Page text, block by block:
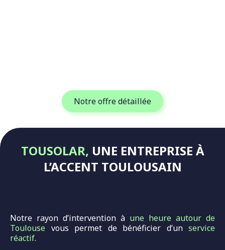
Notre offre détaillée
TOUSOLAR, UNE ENTREPRISE À
L’ACCENT TOULOUSAIN
Notre rayon d’intervention à une heure autour de
Toulouse vous permet de bénéficier d’un service
réactif.